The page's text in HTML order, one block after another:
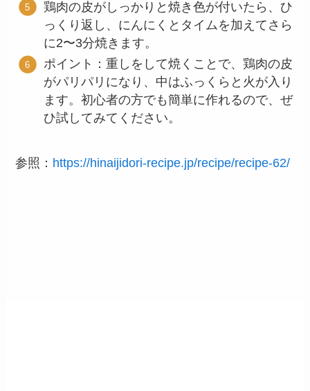
鶏肉の皮がしっかりと焼き色が付いたら、ひ
っくり返し、にんにくとタイムを加えてさら
に2〜3分焼きます。
ポイント：重しをして焼くことで、鶏肉の皮
がパリパリになり、中はふっくらと火が入り
ます。初心者の方でも簡単に作れるので、ぜ
ひ試してみてください。
参照： https://hinaijidori-recipe.jp/recipe/recipe-62/